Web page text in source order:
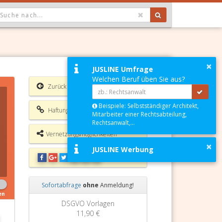
GEWÄHLTER WERT IST ALLE
Zurück
Haftungsausschluss
Vernetzungsmöglichkeiten
Sofortabfrage ohne Anmeldung!
DSGVO Vorlagen
11,90 €
Zurück
×
JUSLINE Umfrage
Welchen Beruf üben Sie aus?
Beispiele: Selbstständiger Architekt,
Mitarbeiter einer Rechtsabteilung,
Rechtsanwalt,...
×
JUSLINE Werbung